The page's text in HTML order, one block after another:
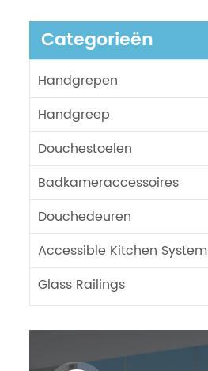
Categorieën
Handgrepen
Handgreep
Douchestoelen
Badkameraccessoires
Douchedeuren
Accessible Kitchen System
Glass Railings